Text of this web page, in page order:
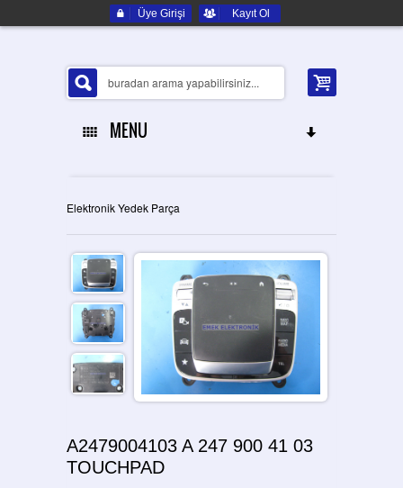
Üye Girişi Kayıt Ol
MENU
ELEKTRONIK YEDEK PARÇA
İLETIŞIM
Elektronik Yedek Parça
A2479004103 A 247 900 41 03
TOUCHPAD